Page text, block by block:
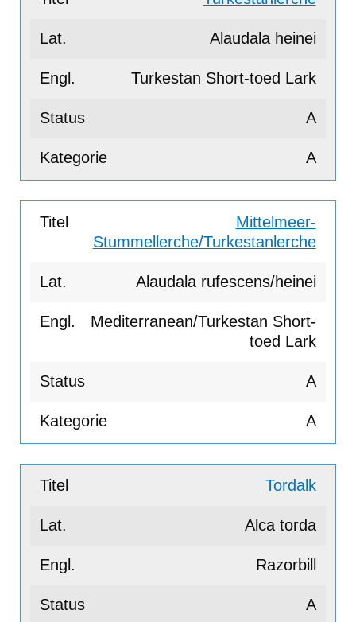
Alaudala heinei
Turkestan Short-toed Lark
A
A
Mittelmeer-
Stummellerche/Turkestanlerche
Alaudala rufescens/heinei
Mediterranean/Turkestan Short-
toed Lark
A
A
Tordalk
Alca torda
Razorbill
A